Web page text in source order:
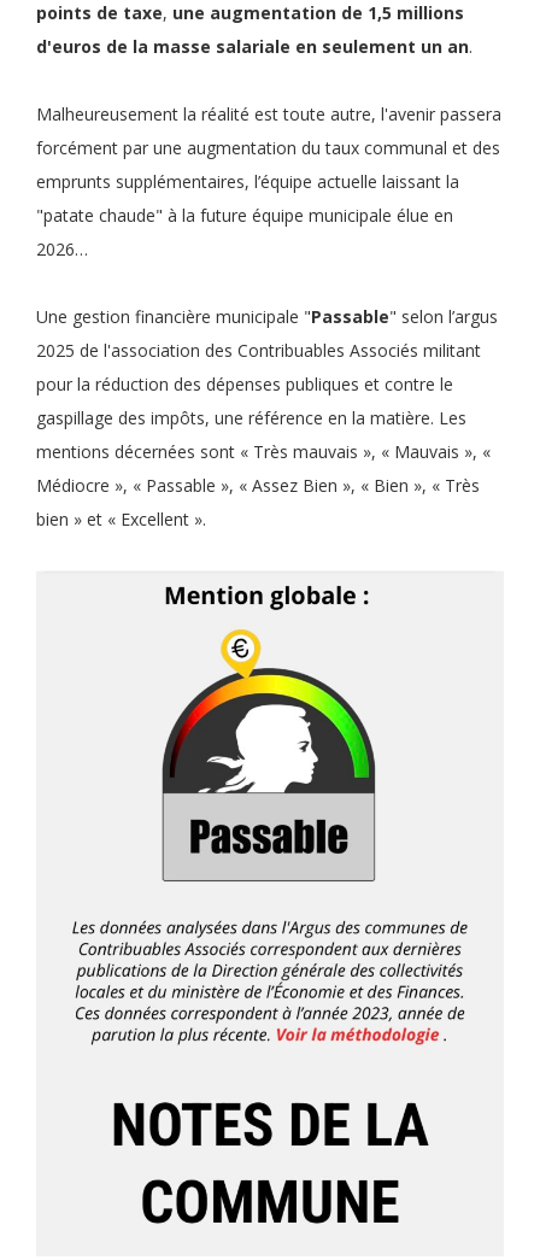
points de taxe, une augmentation de 1,5 millions
d'euros de la masse salariale en seulement un an.
Malheureusement la réalité est toute autre, l'avenir passera
forcément par une augmentation du taux communal et des
emprunts supplémentaires, l’équipe actuelle laissant la
"patate chaude" à la future équipe municipale élue en
2026…
Une gestion financière municipale "Passable" selon l’argus
2025 de l'association des Contribuables Associés militant
pour la réduction des dépenses publiques et contre le
gaspillage des impôts, une référence en la matière. Les
mentions décernées sont « Très mauvais », « Mauvais », «
Médiocre », « Passable », « Assez Bien », « Bien », « Très
bien » et « Excellent ».